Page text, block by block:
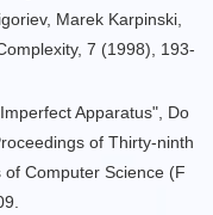
Marek Karpinski,
7 (1998), 193-
Apparatus", Do
of Thirty-ninth
of Computer Science (F